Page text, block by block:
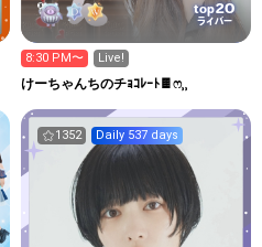
top20
ライバー
8:30 PM〜 Live!
けーちゃんちのチｮｺﾚｰﾄ🍫ෆ‪⸒⸒
1352 Daily 537 days